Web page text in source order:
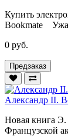
Купить
Bookmate
0 руб.
Предзаказ
Александр II.
Новая книга Э.
Французской